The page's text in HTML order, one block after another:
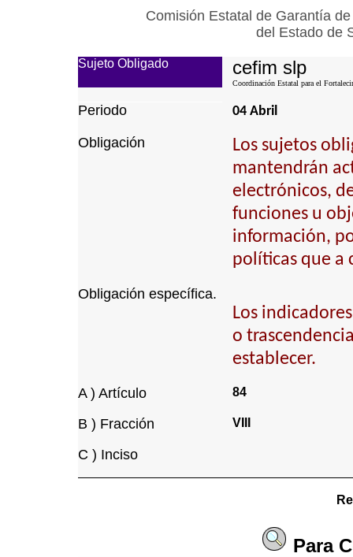
Comisión Estatal de Garantía
del Estado de
Sujeto Obligado cefim slp
Coordinación Estatal para el
Periodo 04 Abril
Obligación
Los sujetos
mantendrán
electrónicos,
funciones u
información,
políticas que a
Obligación específica.
Los
o
establecer.
A ) Artículo 84
B ) Fracción VIII
C ) Inciso
Para